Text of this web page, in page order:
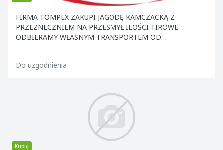
FIRMA TOMPEX ZAKUPI JAGODĘ KAMCZACKĄ Z
PRZEZNECZNIEM NA PRZESMYŁ ILOŚCI TIROWE
ODBIERAMY WŁASNYM TRANSPORTEM OD
Do uzgodnienia
Kupię